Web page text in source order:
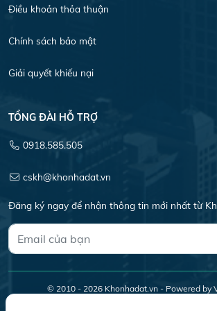
Điều khoản thỏa thuận
Chính sách bảo mật
Giải quyết khiếu nại
TỔNG ĐÀI HỖ TRỢ
0918.585.505
cskh@khonhadat.vn
Đăng ký ngay để nhận thông tin mới nhất từ
© 2010 - 2026 Khonhadat.vn - Powered by